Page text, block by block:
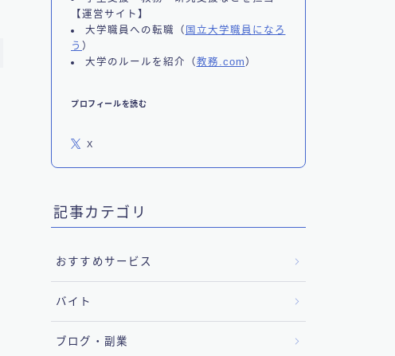
【運営サイト】
大学職員への転職（ 国立大学職員になろ
う ）
大学のルールを紹介（教務.com ）
プロフィールを読む
X
記事カテゴリ
おすすめサービス
バイト
ブログ・副業